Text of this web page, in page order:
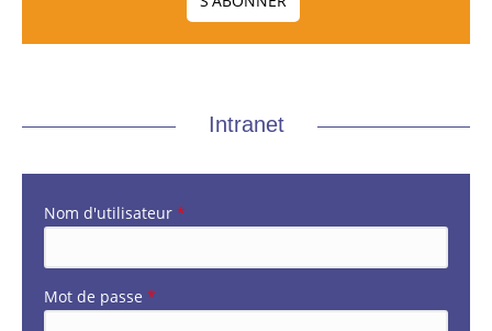
Intranet
Nom d'utilisateur *
Mot de passe *